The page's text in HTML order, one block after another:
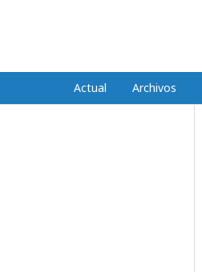
Actual Archivos